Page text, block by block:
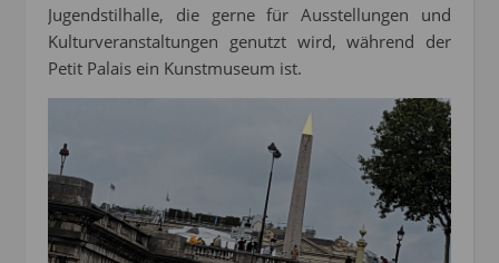
Jugendstilhalle, die gerne für Ausstellungen und
Kulturveranstaltungen genutzt wird, während der
Petit Palais ein Kunstmuseum ist.